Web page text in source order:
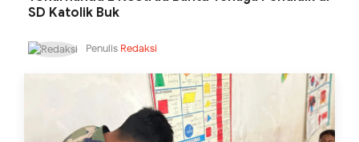
SD Katolik Buk
Penulis Redaksi